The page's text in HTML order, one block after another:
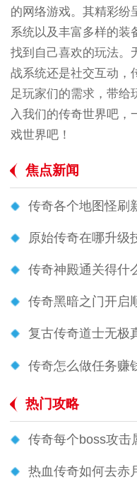
的网络游戏。其精彩纷
系统以及丰富多样的装
找到自己喜欢的玩法。
战系统还是社交互动，
足玩家们的需求，带给
入我们的传奇世界吧，
戏世界吧！
焦点新闻
传奇各个地图怪刷
原始传奇在哪升级
传奇神殿通关得什
传奇黑暗之门开启
复古传奇道士无极
传奇怎么做任务赚
热门攻略
传奇每个boss攻击
热血传奇如何去赤